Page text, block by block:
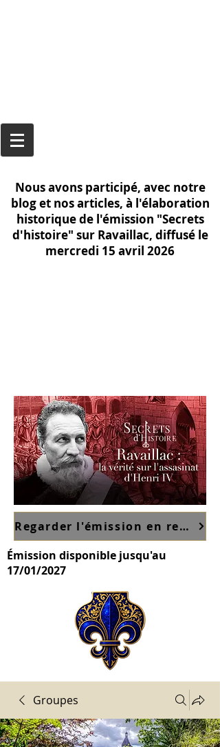
Nous avons participé, avec notre
blog et nos articles, à l'élaboration
historique de l'émission "Secrets
d'histoire" sur Ravaillac, diffusé le
mercredi 15 avril 2026
Regarder l'émission en replay sur France TV ici
Émission disponible jusqu'au
17/01/2027
Groupes